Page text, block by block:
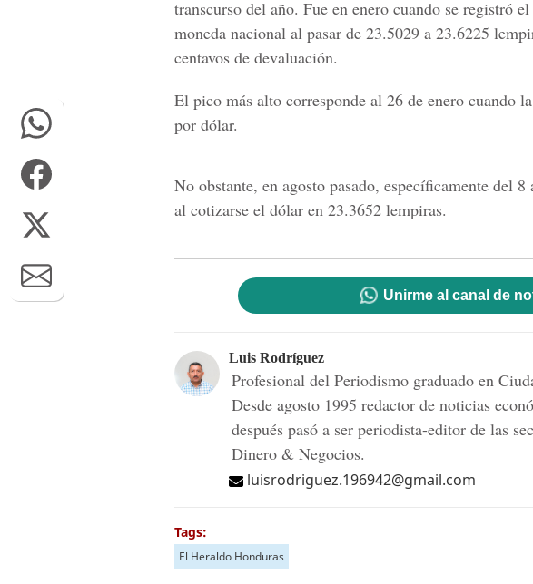
transcurso del año. Fue en enero cuando se registró
moneda nacional al pasar de 23.5029 a 23.6225
centavos de devaluación.
El pico más alto corresponde al 26 de enero cuando
por dólar.
No obstante, en agosto pasado, específicamente del
al cotizarse el dólar en 23.3652 lempiras.
Unirme al canal de
Luis Rodríguez
Profesional del Periodismo graduado en
Desde agosto 1995 redactor de noticias
después pasó a ser periodista-editor de las
Dinero & Negocios.
luisrodriguez.196942@gmail.com
Tags:
El Heraldo Honduras